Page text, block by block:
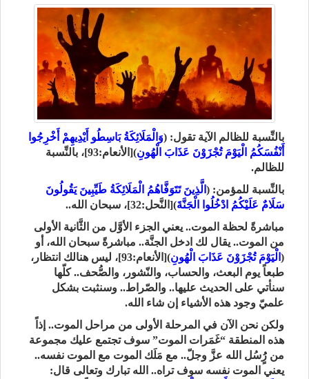
بالنِّسبة للظالم الآية تقول: (وَالْمَلَائِكَةُ بَاسِطُو أَيْدِيهِمْ أَخْرِجُوا
أَنْفُسَكُمُ الْيَوْمَ تُجْزَوْنَ عَذَابَ الْهُونِ
)[الأنعام:93]، بالنِّسبة
للظالم.
بالنِّسبة للمؤمن: (الَّذِينَ تَتَوَفَّاهُمُ الْمَلَائِكَةُ طَيِّبِينَ يَقُولُونَ
سَلَامٌ عَلَيْكُمُ ادْخُلُوا الْجَنَّةَ)[النَّحل:32]، سبحان الله..
مباشرةً لحظة الموت.. يعني الجزء الأوَّل من الثَّانية الأولى
من الموت.. يقال لك ادخل الجنَّة.. مباشرةً سبحان الله، أو
(الْيَوْمَ تُجْزَوْنَ عَذَابَ الْهُونِ
)[الأنعام:93]، ليس هنالك انتظار،
طبعاً يوم البعث، والحساب، والنّشور، والصُّحف.. كلّها
سنأتي على الحديث عليها.. والصّراط.. وسنثبت بشكل
علميّ وجود هذه الأشياء إن شاء الله.
ولكن نحن الآن في المرحلة الأولى من مراحل الموت.. إذاً
هذه المنطقة “غَمَرات الموت” سوف تجتمع عليك مجموعة
من رٍُُسُل الله عزَّ وجلّ.. مع مَلَك الموت مع الموت نفسه..
يعني الموت نفسه سوف تراه.. الله تبارك وتعالى قال: